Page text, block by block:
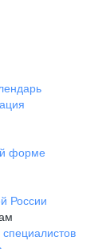
форме
России